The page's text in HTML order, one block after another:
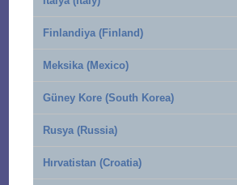
Finlandiya (Finland)
Meksika (Mexico)
Güney Kore (South Korea)
Rusya (Russia)
Hırvatistan (Croatia)